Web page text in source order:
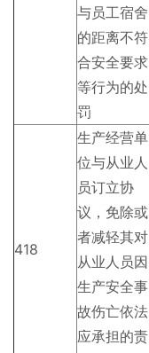
与员工宿舍
的距离不符
合安全要求
等行为的处
罚
418
生产经营单
位与从业人
员订立协
议，免除或
者减轻其对
从业人员因
生产安全事
故伤亡依法
应承担的责